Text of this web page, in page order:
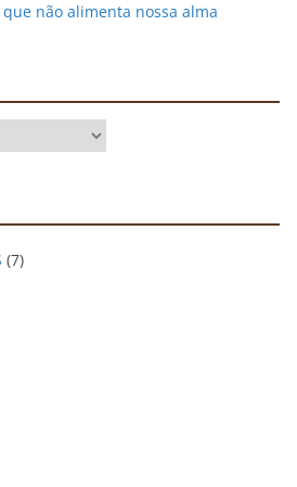
não alimenta nossa alma
(7)